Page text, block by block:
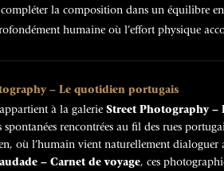
la composition dans un équilibre
humaine où l’effort physique
– Le quotidien portugais
à la galerie Street Photography –
spontanées rencontrées au fil des rues
où l’humain vient naturellement dialoguer
– Carnet de voyage, ces